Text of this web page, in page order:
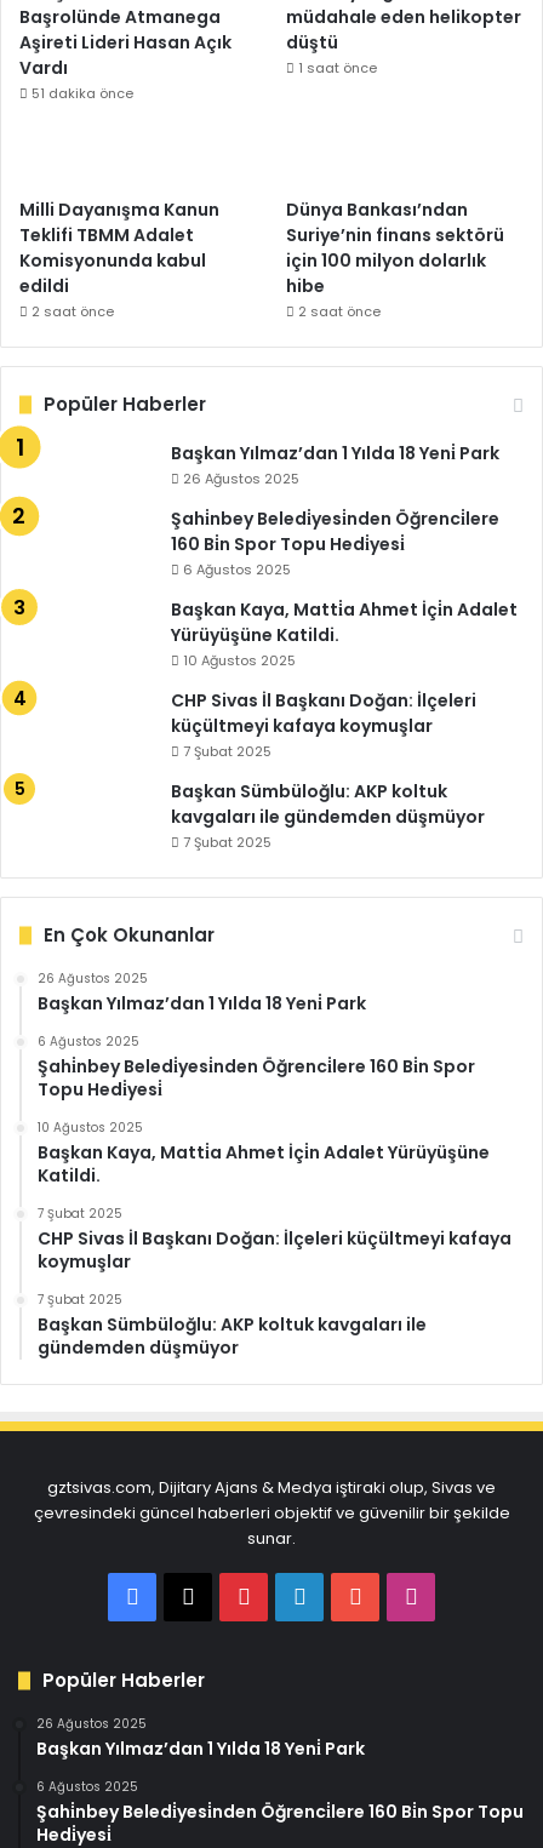
Başrolünde Atmanega
Aşireti Lideri Hasan Açık
Vardı
51 dakika önce
müdahale eden helikopter
düştü
1 saat önce
Milli Dayanışma Kanun
Teklifi TBMM Adalet
Komisyonunda kabul
edildi
2 saat önce
Dünya Bankası’ndan
Suriye’nin finans sektörü
için 100 milyon dolarlık
hibe
2 saat önce
Popüler Haberler
Başkan Yılmaz’dan 1 Yılda 18 Yeni̇ Park
26 Ağustos 2025
Şahi̇nbey Beledi̇yesi̇nden Öğrenci̇lere
160 Bi̇n Spor Topu Hedi̇yesi̇
6 Ağustos 2025
Başkan Kaya, Matti̇a Ahmet İçi̇n Adalet
Yürüyüşüne Katildi.
10 Ağustos 2025
CHP Sivas İl Başkanı Doğan: İlçeleri
küçültmeyi kafaya koymuşlar
7 Şubat 2025
Başkan Sümbüloğlu: AKP koltuk
kavgaları ile gündemden düşmüyor
7 Şubat 2025
En Çok Okunanlar
26 Ağustos 2025
Başkan Yılmaz’dan 1 Yılda 18 Yeni̇ Park
6 Ağustos 2025
Şahi̇nbey Beledi̇yesi̇nden Öğrenci̇lere 160 Bi̇n Spor
Topu Hedi̇yesi̇
10 Ağustos 2025
Başkan Kaya, Matti̇a Ahmet İçi̇n Adalet Yürüyüşüne
Katildi.
7 Şubat 2025
CHP Sivas İl Başkanı Doğan: İlçeleri küçültmeyi kafaya
koymuşlar
7 Şubat 2025
Başkan Sümbüloğlu: AKP koltuk kavgaları ile
gündemden düşmüyor
gztsivas.com, Dijitary Ajans & Medya iştiraki olup, Sivas ve
çevresindeki güncel haberleri objektif ve güvenilir bir şekilde
sunar.
Facebook
X PinterestLinkedInYouTube
Popüler Haberler
26 Ağustos 2025
Başkan Yılmaz’dan 1 Yılda 18 Yeni̇ Park
6 Ağustos 2025
Şahi̇nbey Beledi̇yesi̇nden Öğrenci̇lere 160 Bi̇n Spor Topu
Hedi̇yesi̇